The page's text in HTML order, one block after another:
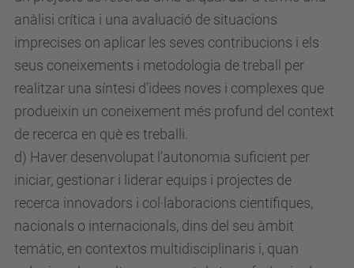
anàlisi crítica i una avaluació de situacions
imprecises on aplicar les seves contribucions i els
seus coneixements i metodologia de treball per
realitzar una síntesi d’idees noves i complexes que
produeixin un coneixement més profund del context
de recerca en què es treballi.
d) Haver desenvolupat l’autonomia suficient per
iniciar, gestionar i liderar equips i projectes de
recerca innovadors i col·laboracions científiques,
nacionals o internacionals, dins del seu àmbit
temàtic, en contextos multidisciplinaris i, quan